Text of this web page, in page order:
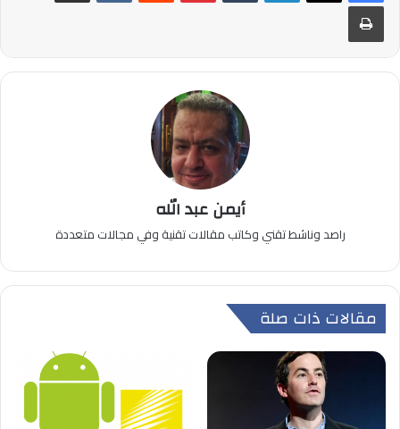
طباعة
أيمن عبد الله
راصد وناشط تقني وكاتب مقالات تقنية وفي مجالات متعددة
مقالات ذات صلة